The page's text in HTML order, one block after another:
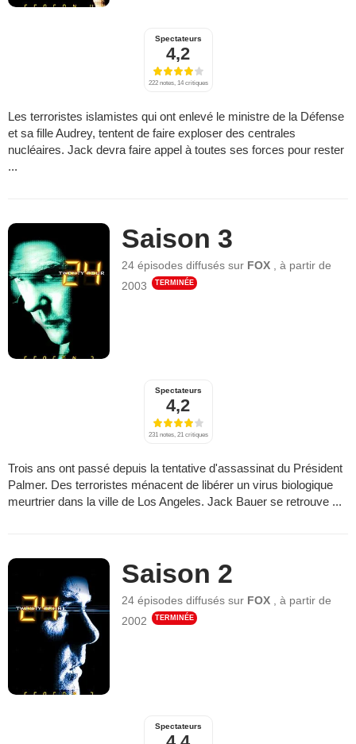
Spectateurs
4,2
222 notes, 14 critiques
Les terroristes islamistes qui ont enlevé le ministre de la Défense
et sa fille Audrey, tentent de faire exploser des centrales
nucléaires. Jack devra faire appel à toutes ses forces pour rester
...
Saison 3
24 épisodes diffusés sur FOX ,à partir de
2003
TERMINÉE
Spectateurs
4,2
231 notes, 21 critiques
Trois ans ont passé depuis la tentative d'assassinat du Président
Palmer. Des terroristes ménacent de libérer un virus biologique
meurtrier dans la ville de Los Angeles. Jack Bauer se retrouve ...
Saison 2
24 épisodes diffusés sur FOX ,à partir de
2002
TERMINÉE
Spectateurs